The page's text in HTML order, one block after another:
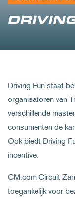
Driving Fun staat
organisatoren van
verschillende
consumenten de
Ook biedt Driving
incentive.
CM.com Circuit
toegankelijk voor